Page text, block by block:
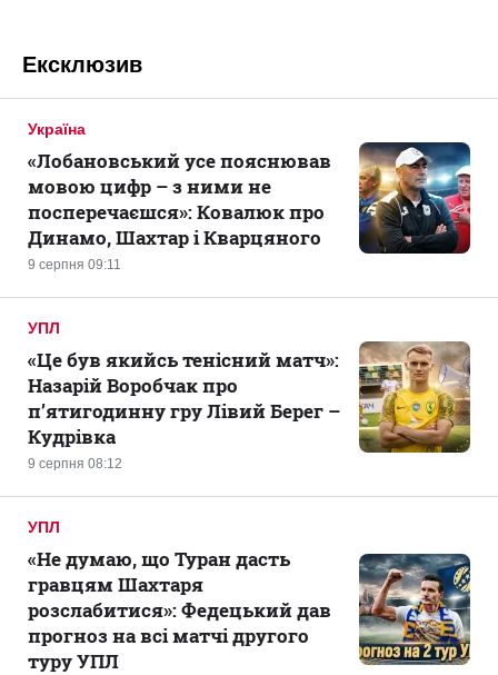
Ексклюзив
Україна
9 серпня 09:11
«Лобановський усе пояснював
мовою цифр – з ними не
посперечаєшся»: Ковалюк про
Динамо, Шахтар і Кварцяного
УПЛ
9 серпня 08:12
«Це був якийсь тенісний матч»:
Назарій Воробчак про
п’ятигодинну гру Лівий Берег –
Кудрівка
УПЛ
«Не думаю, що Туран дасть
гравцям Шахтаря
розслабитися»: Федецький дав
прогноз на всі матчі другого
туру УПЛ